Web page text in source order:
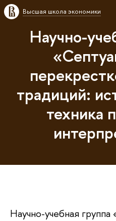
Высшая школа экономики
Научно-
традиций:
техника
Научно-учебная